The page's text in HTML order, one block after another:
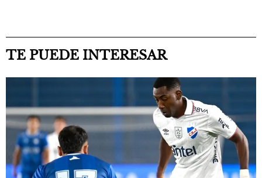
TE PUEDE INTERESAR